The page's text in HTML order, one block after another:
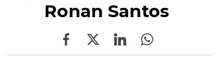
Ronan Santos